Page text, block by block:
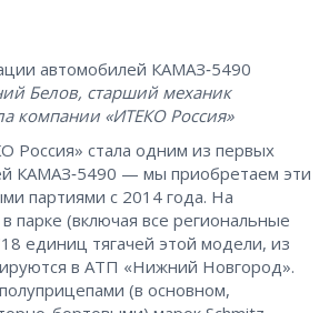
автомобилей КАМАЗ‑5490
Белов, старший механик
компании «ИТЕКО Россия»
Россия» стала одним из первых
КАМАЗ‑5490 — ​мы приобретаем эти
партиями с 2014 года. На
парке (включая все региональные
единиц тягачей этой модели, из
в АТП «Нижний Новгород».
(в основном,